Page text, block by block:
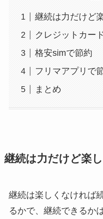
継続は力だけど
クレジットカー
格安simで節約
フリマアプリで
まとめ
継続は力だけど楽
継続は楽しくなければ
るかで、継続できるか